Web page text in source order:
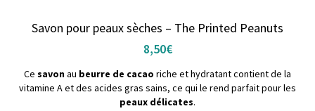
Savon pour peaux sèches – The Printed Peanuts
8,50€
Ce savonau beurre de cacao riche et hydratant contient de la
vitamine A et des acides gras sains, ce qui le rend parfait pour les
peaux délicates.